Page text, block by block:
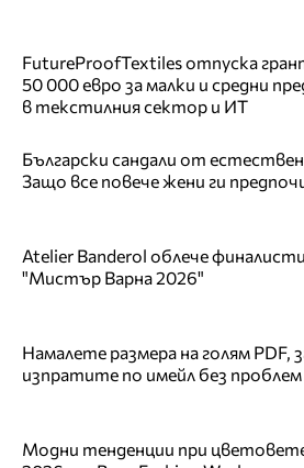
FutureProofTextiles отпуска
50 000 евро за малки и средни
в текстилния сектор и ИТ
Български сандали от
Защо все повече жени ги
Atelier Banderol облече
"Мистър Варна 2026"
Намалете размера на голям PDF,
изпратите по имейл без проблем
Модни тенденции при